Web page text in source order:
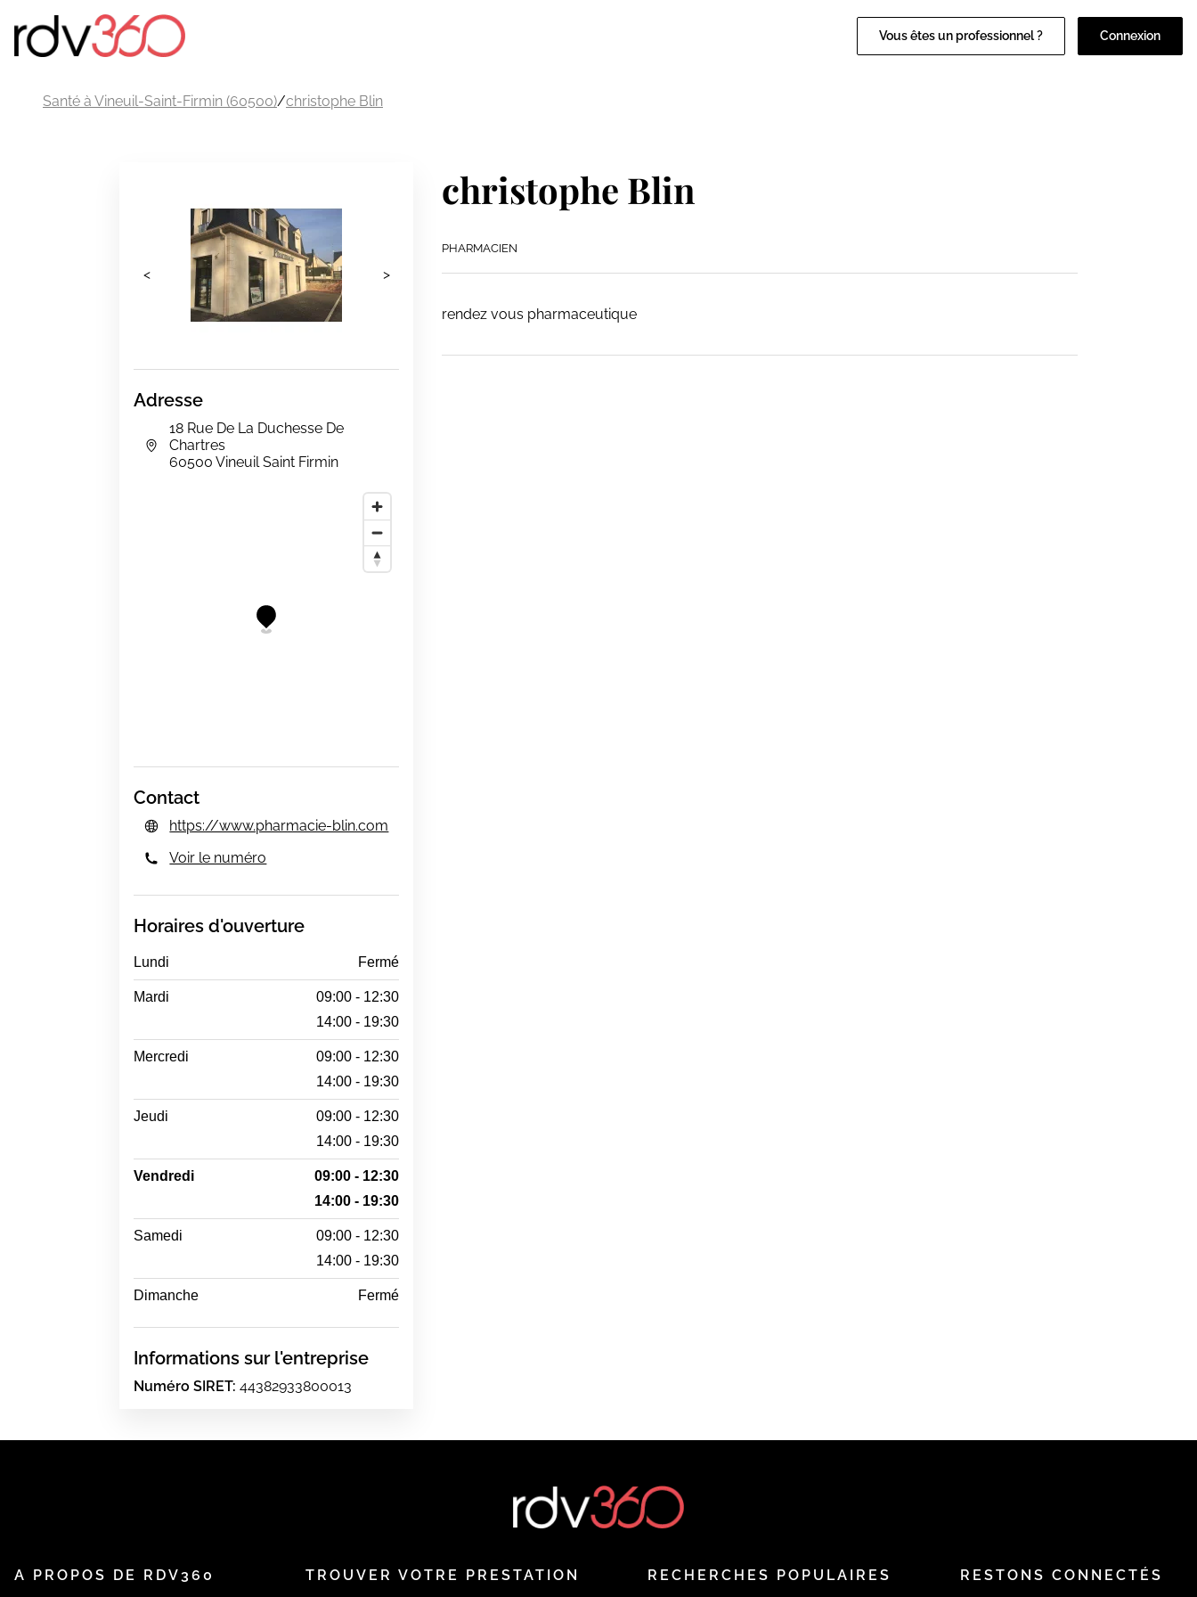
Vous êtes un professionnel ? Connexion
Santé à Vineuil-Saint-Firmin (60500)/christophe Blin
< >
Adresse
18 Rue De La Duchesse De
Chartres
60500 Vineuil Saint Firmin
Contact
https://www.pharmacie-blin.com
Voir le numéro
Horaires d'ouverture
Lundi Fermé
Mardi
09:00 - 12:30
14:00 - 19:30
Mercredi
09:00 - 12:30
14:00 - 19:30
Jeudi
09:00 - 12:30
14:00 - 19:30
Vendredi
09:00 - 12:30
14:00 - 19:30
Samedi
09:00 - 12:30
14:00 - 19:30
Dimanche Fermé
Informations sur l'entreprise
Numéro SIRET: 44382933800013
christophe Blin
PHARMACIEN
rendez vous pharmaceutique
A PROPOS DE RDV360 TROUVER VOTRE PRESTATION RECHERCHES POPULAIRES RESTONS CONNECTÉS